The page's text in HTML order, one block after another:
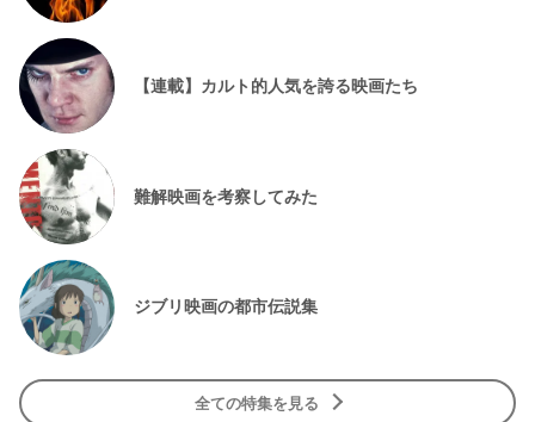
【連載】カルト的人気を誇る映画たち
難解映画を考察してみた
ジブリ映画の都市伝説集
全ての特集を見る